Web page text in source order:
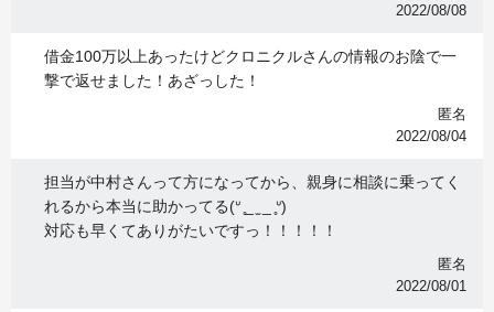
2022/08/08
借金100万以上あったけどクロニクルさんの情報のお陰で一
撃で返せました！あざっした！
匿名
2022/08/04
担当が中村さんって方になってから、親身に相談に乗ってく
れるから本当に助かってる(ᐡ ̥_ ̫ _ ̥ᐡ)
対応も早くてありがたいですっ！！！！！
匿名
2022/08/01